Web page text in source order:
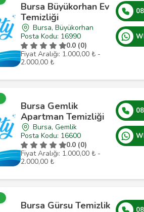
Bursa Büyükorhan Ev
Temizliği
Bursa, Büyükorhan
Posta Kodu: 16990
0.0 (0)
Fiyat Aralığı: 1.000,00 ₺ -
2.000,00 ₺
Bursa Gemlik
Apartman Temizliği
Bursa, Gemlik
Posta Kodu: 16600
0.0 (0)
Fiyat Aralığı: 1.000,00 ₺ -
2.000,00 ₺
Bursa Gürsu Temizlik